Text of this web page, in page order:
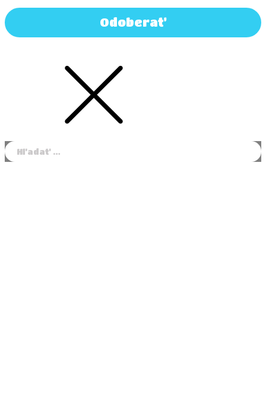
Odoberať
Hľadať: